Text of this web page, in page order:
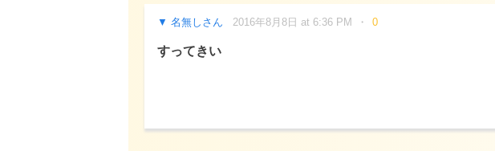
名無しさん 2016年8月8日 at 6:36 PM 0
すってきい